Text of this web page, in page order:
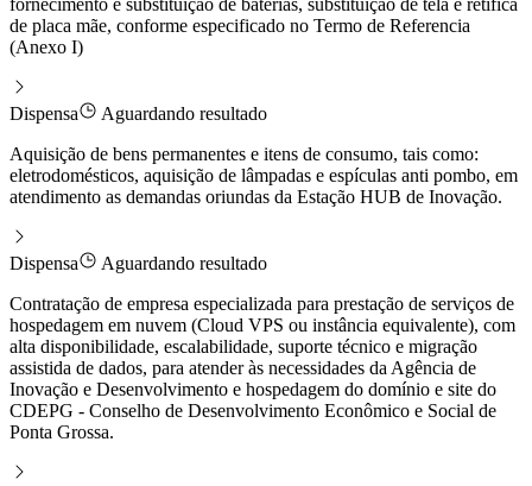
fornecimento e substituição de baterias, substituição de tela e retífica
de placa mãe, conforme especificado no Termo de Referencia
(Anexo I)
Dispensa
Aguardando resultado
Aquisição de bens permanentes e itens de consumo, tais como:
eletrodomésticos, aquisição de lâmpadas e espículas anti pombo, em
atendimento as demandas oriundas da Estação HUB de Inovação.
Dispensa
Aguardando resultado
Contratação de empresa especializada para prestação de serviços de
hospedagem em nuvem (Cloud VPS ou instância equivalente), com
alta disponibilidade, escalabilidade, suporte técnico e migração
assistida de dados, para atender às necessidades da Agência de
Inovação e Desenvolvimento e hospedagem do domínio e site do
CDEPG - Conselho de Desenvolvimento Econômico e Social de
Ponta Grossa.